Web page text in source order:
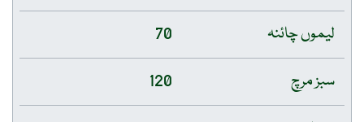
لیموں چائنہ
70
سبز مرچ
120